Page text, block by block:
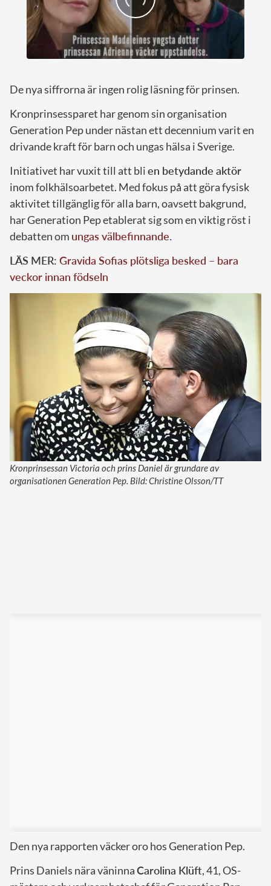
De nya siffrorna är ingen rolig läsning för prinsen.
Kronprinsessparet har genom sin organisation
Generation Pep under nästan ett decennium varit en
drivande kraft för barn och ungas hälsa i Sverige.
Initiativet har vuxit till att blien betydande aktör
inom folkhälsoarbetet. Med fokus på att göra fysisk
aktivitet tillgänglig för alla barn, oavsett bakgrund,
har Generation Pep etablerat sig som en viktig röst i
debatten om ungas välbefinnande.
LÄS MER: Gravida Sofias plötsliga besked – bara
veckor innan födseln
Kronprinsessan Victoria och prins Daniel är grundare av
organisationen Generation Pep. Bild: Christine Olsson/TT
Den nya rapporten väcker oro hos Generation Pep.
Prins Daniels nära väninnaCarolina Klüft, 41, OS-